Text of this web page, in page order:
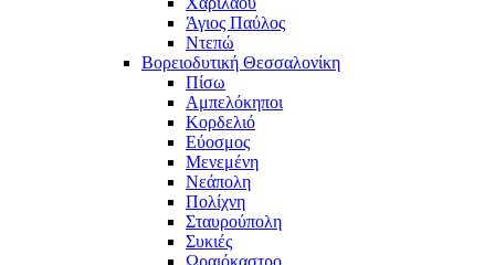
Άγιος Παύλος
Ντεπώ
Βορειοδυτική Θεσσαλονίκη
Πίσω
Αμπελόκηποι
Κορδελιό
Εύοσμος
Μενεμένη
Νεάπολη
Πολίχνη
Σταυρούπολη
Συκιές
Ωραιόκαστρο